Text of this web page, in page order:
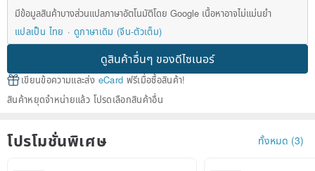
มีข้อมูลสินค้าบางส่วนแปลภาษาอัตโนมัติโดย Google เนื้อหาอาจไม่แม่นยำ
แปลเป็น ไทย
ดูภาษาเดิม (จีน-ตัวเต็ม)
ดูสินค้าอื่นๆ ของดีไซเนอร์
เขียนข้อความและส่ง eCard ฟรีเมื่อซื้อสินค้า!
สินค้าหยุดจำหน่ายแล้ว โปรดเลือกสินค้าอื่น
โปรโมชั่นพิเศษ ทั้งหมด (3)